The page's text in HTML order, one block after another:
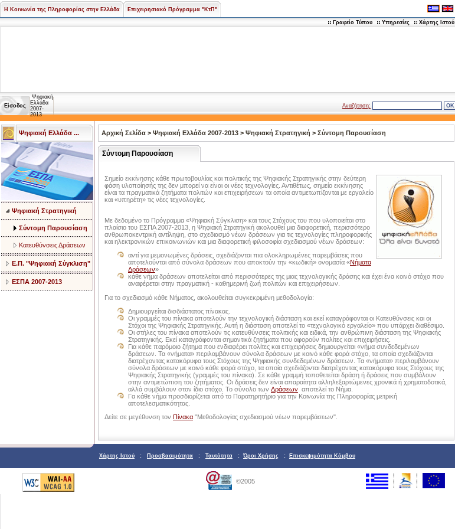
Η Κοινωνία της Πληροφορίας στην Ελλάδα Επιχειρησιακό Πρόγραμμα "ΚτΠ"
Γραφείο Τύπου Υπηρεσίες Χάρτης Ιστού
Είσοδος
Ψηφιακή
Ελλάδα
2007-
2013
Αναζήτηση:
Ψηφιακή Ελλάδα ...
Ψηφιακή Στρατηγική
Σύντομη Παρουσίαση
Κατευθύνσεις Δράσεων
Ε.Π. "Ψηφιακή Σύγκλιση"
ΕΣΠΑ 2007-2013
Αρχική Σελίδα > Ψηφιακή Ελλάδα 2007-2013 > Ψηφιακή Στρατηγική > Σύντομη Παρουσίαση
Σύντομη Παρουσίαση
Σημείο εκκίνησης κάθε πρωτοβουλίας και πολιτικής της Ψηφιακής Στρατηγικής στην δεύτερη
φάση υλοποίησής της δεν μπορεί να είναι οι νέες τεχνολογίες. Αντιθέτως, σημείο εκκίνησης
είναι τα πραγματικά ζητήματα πολιτών και επιχειρήσεων τα οποία αντιμετωπίζονται με εργαλείο
και «υπηρέτη» τις νέες τεχνολογίες.
Με δεδομένο το Πρόγραμμα «Ψηφιακή Σύγκλιση» και τους Στόχους του που υλοποιείται στο
πλαίσιο του ΕΣΠΑ 2007-2013, η Ψηφιακή Στρατηγική ακολουθεί μια διαφορετική, περισσότερο
ανθρωποκεντρική αντίληψη, στο σχεδιασμό νέων δράσεων για τις τεχνολογίες πληροφορικής
και ηλεκτρονικών επικοινωνιών και μια διαφορετική φιλοσοφία σχεδιασμού νέων δράσεων:
αντί για μεμονωμένες δράσεις, σχεδιάζονται πια ολοκληρωμένες παρεμβάσεις που
αποτελούνται από σύνολα δράσεων που αποκτούν την «κωδική» ονομασία «Νήματα
Δράσεων»
κάθε νήμα δράσεων αποτελείται από περισσότερες της μιας τεχνολογικής δράσης και έχει ένα κοινό στόχο που
αναφέρεται στην πραγματική - καθημερινή ζωή πολιτών και επιχειρήσεων.
Για το σχεδιασμό κάθε Νήματος, ακολουθείται συγκεκριμένη μεθοδολογία:
Δημιουργείται δισδιάστατος πίνακας.
Οι γραμμές του πίνακα αποτελούν την τεχνολογική διάσταση και εκεί καταγράφονται οι Κατευθύνσεις και οι
Στόχοι της Ψηφιακής Στρατηγικής. Αυτή η διάσταση αποτελεί το «τεχνολογικό εργαλείο» που υπάρχει διαθέσιμο.
Οι στήλες του πίνακα αποτελούν τις κατευθύνσεις πολιτικής και ειδικά, την ανθρώπινη διάσταση της Ψηφιακής
Στρατηγικής. Εκεί καταγράφονται σημαντικά ζητήματα που αφορούν πολίτες και επιχειρήσεις.
Για κάθε παρόμοιο ζήτημα που ενδιαφέρει πολίτες και επιχειρήσεις δημιουργείται «νήμα συνδεδεμένων
δράσεων. Τα «νήματα» περιλαμβάνουν σύνολα δράσεων με κοινό κάθε φορά στόχο, τα οποία σχεδιάζονται
διατρέχοντας κατακόρυφα τους Στόχους της Ψηφιακής συνδεδεμένων δράσεων. Τα «νήματα» περιλαμβάνουν
σύνολα δράσεων με κοινό κάθε φορά στόχο, τα οποία σχεδιάζονται διατρέχοντας κατακόρυφα τους Στόχους της
Ψηφιακής Στρατηγικής (γραμμές του πίνακα). Σε κάθε γραμμή τοποθετείται δράση ή δράσεις που συμβάλουν
στην αντιμετώπιση του ζητήματος. Οι δράσεις δεν είναι απαραίτητα αλληλεξαρτώμενες χρονικά ή χρηματοδοτικά,
αλλά συμβάλουν στον ίδιο στόχο. Το σύνολο των Δράσεων αποτελεί το Νήμα.
Γα κάθε νήμα προσδιορίζεται από το Παρατηρητήριο για την Κοινωνία της Πληροφορίας μετρική
αποτελεσματικότητας.
Δείτε σε μεγέθυνση τον Πίνακα "Μεθοδολογίας σχεδιασμού νέων παρεμβάσεων".
Χάρτης Ιστού : Προσβασιμότητα : Ταυτότητα : Όροι Χρήσης : Επισκεψιμότητα Κόμβου
©2005